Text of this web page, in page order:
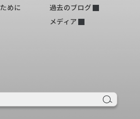
めに
過去のブログ
メディア